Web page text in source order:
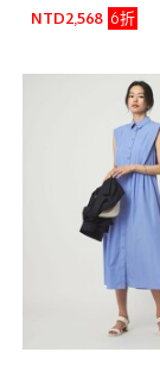
NTD2,568
6折